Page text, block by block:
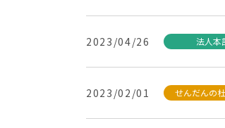
2023/04/26 法人本
2023/02/01 せんだんの